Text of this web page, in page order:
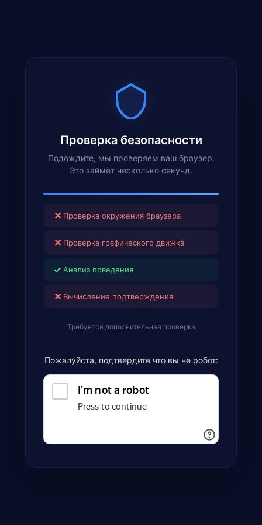
Проверка безопасности
Подождите, мы проверяем ваш браузер.
Это займёт несколько секунд.
✕ Проверка окружения браузера
✕ Проверка графического движка
✓ Анализ поведения
✕ Вычисление подтверждения
Требуется дополнительная проверка
Пожалуйста, подтвердите что вы не робот: